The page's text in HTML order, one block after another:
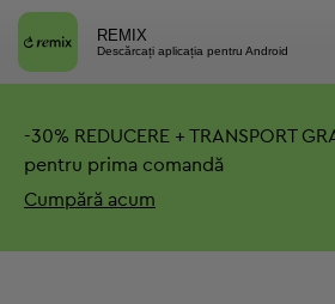
REMIX
Descărcați aplicația pentru Android
-30% REDUCERE + TRANSPORT
pentru prima comandă
Cumpără acum